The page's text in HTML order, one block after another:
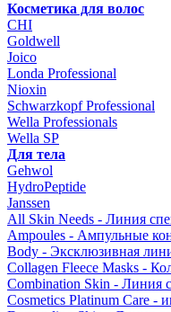
Косметика для волос
CHI
Goldwell
Joico
Londa Professional
Nioxin
Schwarzkopf Professional
Wella Professionals
Wella SP
Для тела
Gehwol
HydroPeptide
Janssen
All Skin Needs - Линия
Ampoules - Ампульные
Body - Эксклюзивная
Collagen Fleece Masks -
Combination Skin - Линия
Cosmetics Platinum Care -